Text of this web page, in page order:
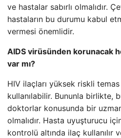
ve hastalar sabırlı olmalıdır.
hastaların bu durumu kabul
vermesi önemlidir.
AIDS virüsünden korunacak
var mı?
HIV ilaçları yüksek riskli
kullanılabilir. Bununla birlikte,
doktorlar konusunda bir
olmalıdır. Hasta uyuşturucu
kontrolü altında ilaç kullanılır